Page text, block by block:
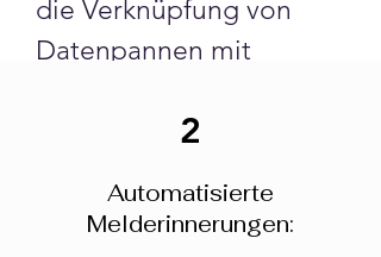
die Verknüpfung von
Datenpannen mit
was eine ganzheitliche
2
Automatisierte
Melderinnerungen: